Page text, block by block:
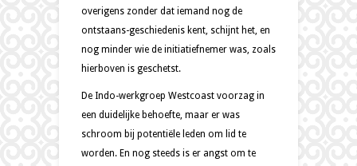
overigens zonder dat iemand nog de
ontstaans-geschiedenis kent, schijnt het, en
nog minder wie de initiatiefnemer was, zoals
hierboven is geschetst.
De Indo-werkgroep Westcoast voorzag in
een duidelijke behoefte, maar er was
schroom bij potentiële leden om lid te
worden. En nog steeds is er angst om te